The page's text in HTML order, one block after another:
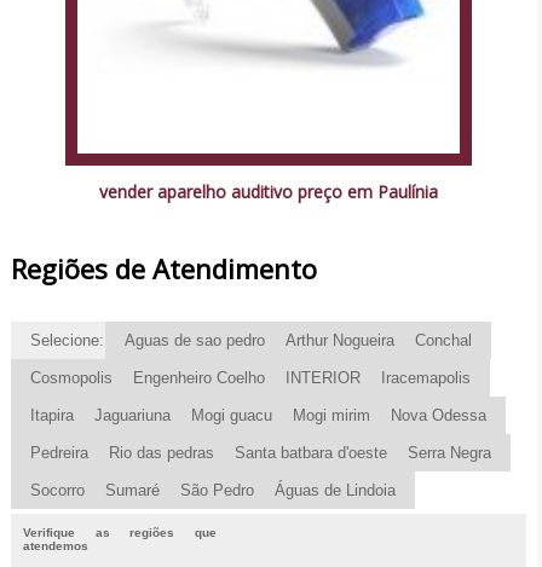
vender aparelho auditivo preço em Paulínia
Regiões de Atendimento
Selecione: Aguas de sao pedro Arthur Nogueira Conchal
Cosmopolis Engenheiro Coelho INTERIOR Iracemapolis
Itapira Jaguariuna Mogi guacu Mogi mirim Nova Odessa
Pedreira Rio das pedras Santa batbara d'oeste Serra Negra
Socorro Sumaré São Pedro Águas de Lindoia
Verifique as regiões que
atendemos